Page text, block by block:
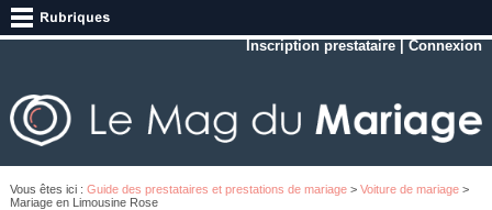
Inscription prestataire |Connexion
Vous êtes ici : Guide des prestataires et prestations de mariage> Voiture de mariage>
Mariage en Limousine Rose